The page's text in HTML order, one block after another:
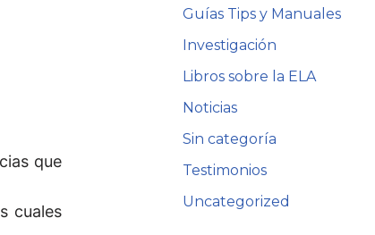
que
cuales
Guías Tips y Manuales
Investigación
Libros sobre la ELA
Noticias
Sin categoría
Testimonios
Uncategorized